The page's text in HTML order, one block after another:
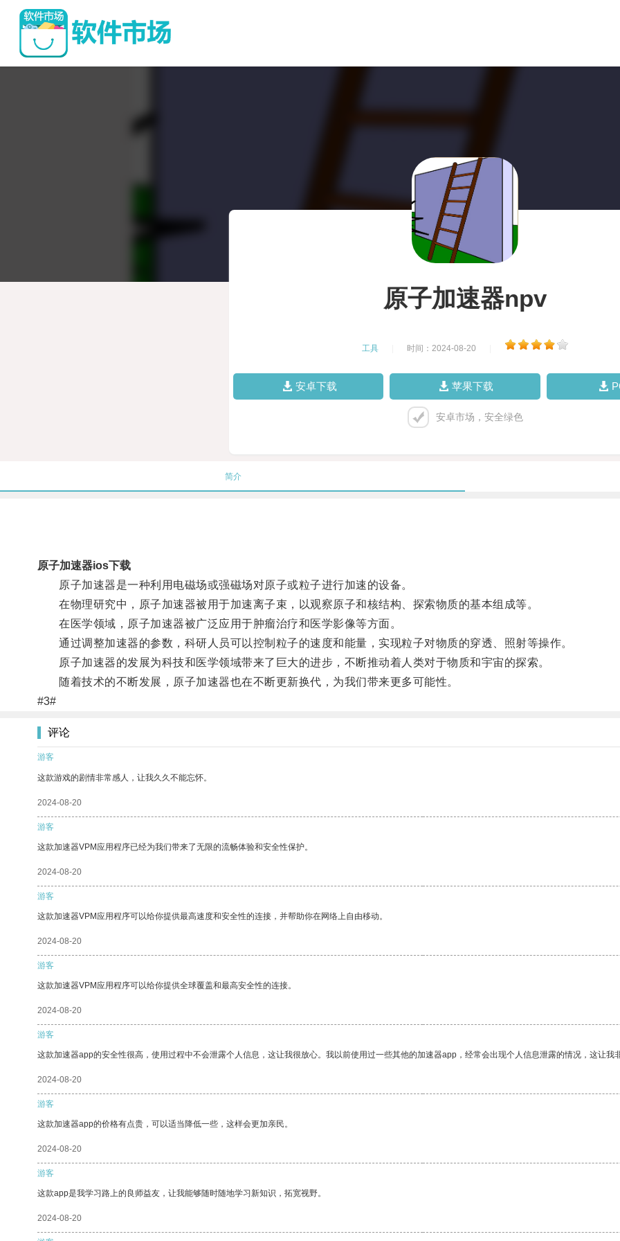
原子加速器npv
工具 时间：2024-08-20
安卓下载 苹果下载
安卓市场，安全绿色
简介
原子加速器ios下载
原子加速器是一种利用电磁场或强磁场对原子或粒子进行加速的设备。
在物理研究中，原子加速器被用于加速离子束，以观察原子和核结构、探索物质的基本组成等。
在医学领域，原子加速器被广泛应用于肿瘤治疗和医学影像等方面。
通过调整加速器的参数，科研人员可以控制粒子的速度和能量，实现粒子对物质的穿透、照射等操作。
原子加速器的发展为科技和医学领域带来了巨大的进步，不断推动着人类对于物质和宇宙的探索。
随着技术的不断发展，原子加速器也在不断更新换代，为我们带来更多可能性。
#3#
评论
游客
这款游戏的剧情非常感人，让我久久不能忘怀。
2024-08-20
游客
这款加速器VPM应用程序已经为我们带来了无限的流畅体验和安全性保护。
2024-08-20
游客
这款加速器VPM应用程序可以给你提供最高速度和安全性的连接，并帮助你在网络上自由移动。
2024-08-20
游客
这款加速器VPM应用程序可以给你提供全球覆盖和最高安全性的连接。
2024-08-20
游客
这款加速器app的安全性很高，使用过程中不会泄露个人信息，这让我很放心。我以前使用过一些其他的加速器app，经常会出现个人信息泄露的情况，这让我
2024-08-20
游客
这款加速器app的价格有点贵，可以适当降低一些，这样会更加亲民。
2024-08-20
游客
这款app是我学习路上的良师益友，让我能够随时随地学习新知识，拓宽视野。
2024-08-20